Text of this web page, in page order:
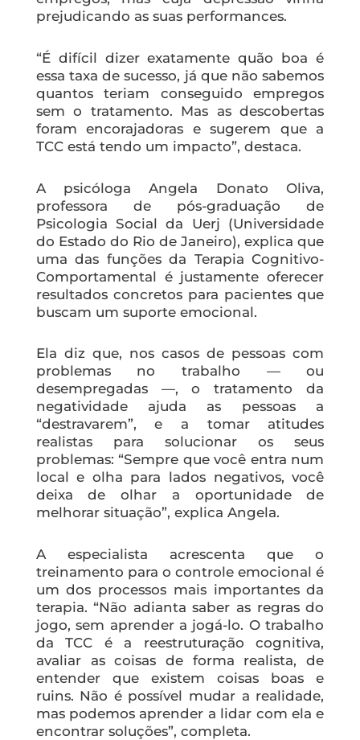
prejudicando as suas performances.
“É difícil dizer exatamente quão boa é
essa taxa de sucesso, já que não sabemos
quantos teriam conseguido empregos
sem o tratamento. Mas as descobertas
foram encorajadoras e sugerem que a
TCC está tendo um impacto”, destaca.
A psicóloga Angela Donato Oliva,
professora de pós-graduação de
Psicologia Social da Uerj (Universidade
do Estado do Rio de Janeiro), explica que
uma das funções da Terapia Cognitivo-
Comportamental é justamente oferecer
resultados concretos para pacientes que
buscam um suporte emocional.
Ela diz que, nos casos de pessoas com
problemas no trabalho — ou
desempregadas —, o tratamento da
negatividade ajuda as pessoas a
“destravarem”, e a tomar atitudes
realistas para solucionar os seus
problemas: “Sempre que você entra num
local e olha para lados negativos, você
deixa de olhar a oportunidade de
melhorar situação”, explica Angela.
A especialista acrescenta que o
treinamento para o controle emocional é
um dos processos mais importantes da
terapia. “Não adianta saber as regras do
jogo, sem aprender a jogá-lo. O trabalho
da TCC é a reestruturação cognitiva,
avaliar as coisas de forma realista, de
entender que existem coisas boas e
ruins. Não é possível mudar a realidade,
mas podemos aprender a lidar com ela e
encontrar soluções”, completa.